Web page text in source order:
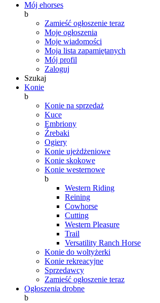
Mój ehorses
b
Zamieść ogłoszenie teraz
Moje ogłoszenia
Moje wiadomości
Moja lista zapamiętanych
Mój profil
Zaloguj
Szukaj
Konie
b
Konie na sprzedaż
Kuce
Embriony
Źrebaki
Ogiery
Konie ujeżdżeniowe
Konie skokowe
Konie westernowe
b
Western Riding
Reining
Cowhorse
Cutting
Western Pleasure
Trail
Versatility Ranch Horse
Konie do woltyżerki
Konie rekreacyjne
Sprzedawcy
Zamieść ogłoszenie teraz
Ogłoszenia drobne
b